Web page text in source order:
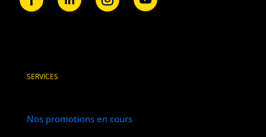
SERVICES
Nos promotions en cours